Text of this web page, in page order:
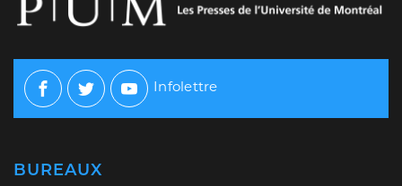
Facebook
TwitterYoutube
Infolettre
BUREAUX